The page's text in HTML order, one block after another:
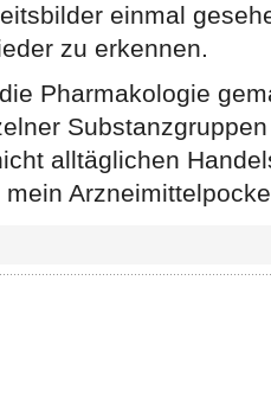
einmal
zu erkennen.
Pharmakologie
alltäglichen